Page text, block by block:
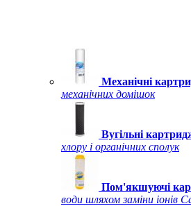
Механічні
механічних домішок
Вугільні
хлору і органічних сполук
Пом'якшуючі
води шляхом заміни іонів